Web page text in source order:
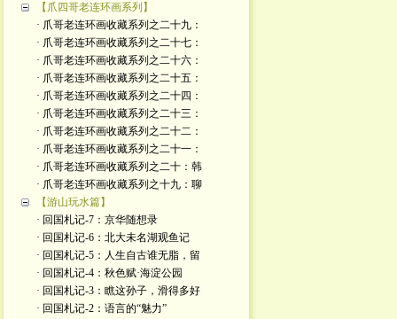
【爪四哥老连环画系列】
· 爪哥老连环画收藏系列之二十九：
· 爪哥老连环画收藏系列之二十七：
· 爪哥老连环画收藏系列之二十六：
· 爪哥老连环画收藏系列之二十五：
· 爪哥老连环画收藏系列之二十四：
· 爪哥老连环画收藏系列之二十三：
· 爪哥老连环画收藏系列之二十二：
· 爪哥老连环画收藏系列之二十一：
· 爪哥老连环画收藏系列之二十：韩
· 爪哥老连环画收藏系列之十九：聊
【游山玩水篇】
· 回国札记-7：京华随想录
· 回国札记-6：北大未名湖观鱼记
· 回国札记-5：人生自古谁无脂，留
· 回国札记-4：秋色赋·海淀公园
· 回国札记-3：瞧这孙子，滑得多好
· 回国札记-2：语言的“魅力”